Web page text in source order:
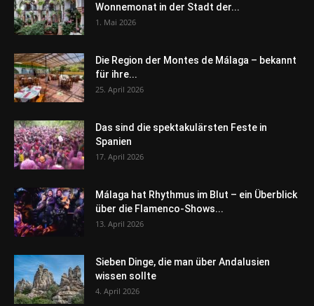
Wonnemonat in der Stadt der...
1. Mai 2026
Die Region der Montes de Málaga – bekannt
für ihre...
25. April 2026
Das sind die spektakulärsten Feste in
Spanien
17. April 2026
Málaga hat Rhythmus im Blut – ein Überblick
über die Flamenco-Shows...
13. April 2026
Sieben Dinge, die man über Andalusien
wissen sollte
4. April 2026